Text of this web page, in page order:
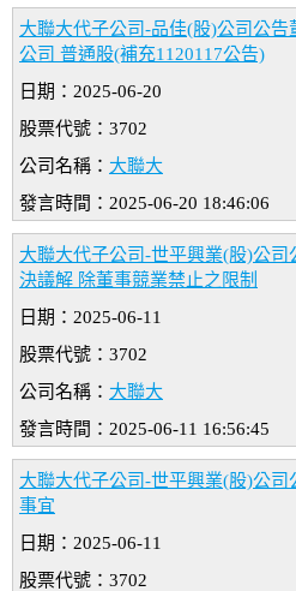
大聯大代子公司-品佳(股)公司公
公司 普通股(補充1120117公告)
日期：2025-06-20
股票代號：3702
公司名稱： 大聯大
發言時間：2025-06-20 18:46:06
大聯大代子公司-世平興業(股)公
決議解 除董事競業禁止之限制
日期：2025-06-11
股票代號：3702
公司名稱： 大聯大
發言時間：2025-06-11 16:56:45
大聯大代子公司-世平興業(股)公
事宜
日期：2025-06-11
股票代號：3702